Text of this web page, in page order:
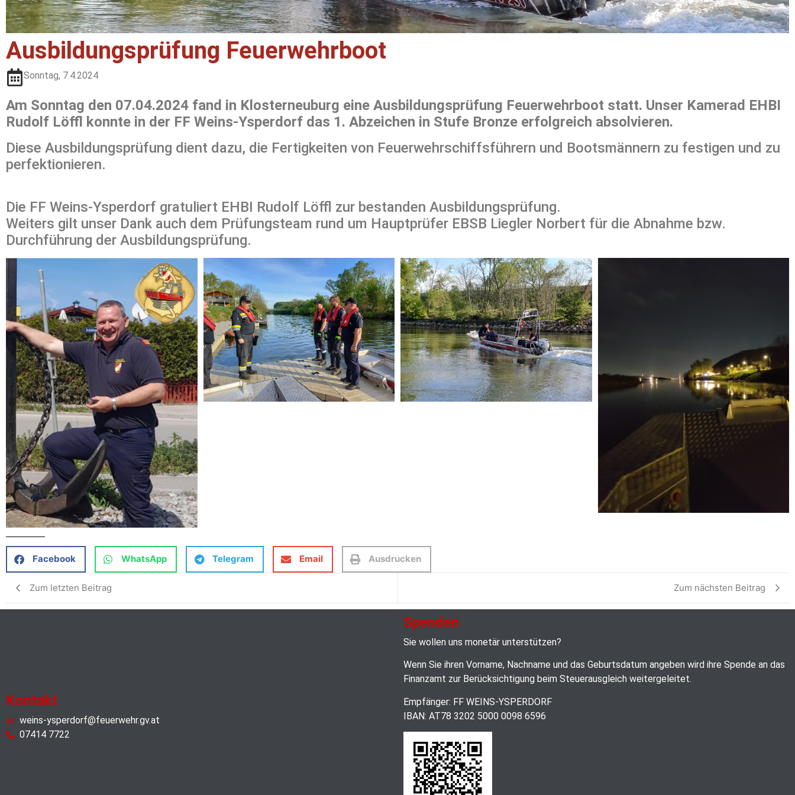
Ausbildungsprüfung Feuerwehrboot
Sonntag, 7.4.2024
Am Sonntag den 07.04.2024 fand in Klosterneuburg eine Ausbildungsprüfung Feuerwehrboot statt. Unser Kamerad EHBI
Rudolf Löffl konnte in der FF Weins-Ysperdorf das 1. Abzeichen in Stufe Bronze erfolgreich absolvieren.
Diese Ausbildungsprüfung dient dazu, die Fertigkeiten von Feuerwehrschiffsführern und Bootsmännern zu festigen und zu
perfektionieren.
Die FF Weins-Ysperdorf gratuliert EHBI Rudolf Löffl zur bestanden Ausbildungsprüfung.
Weiters gilt unser Dank auch dem Prüfungsteam rund um Hauptprüfer EBSB Liegler Norbert für die Abnahme bzw.
Durchführung der Ausbildungsprüfung.
Facebook WhatsApp Telegram Email Ausdrucken
Zum letzten Beitrag Zum nächsten Beitrag
Kontakt
weins-ysperdorf@feuerwehr.gv.at
07414 7722
Spenden
Sie wollen uns monetär unterstützen?
Wenn Sie ihren Vorname, Nachname und das Geburtsdatum angeben wird ihre Spende an das
Finanzamt zur Berücksichtigung beim Steuerausgleich weitergeleitet.
Empfänger: FF WEINS-YSPERDORF
IBAN: AT78 3202 5000 0098 6596